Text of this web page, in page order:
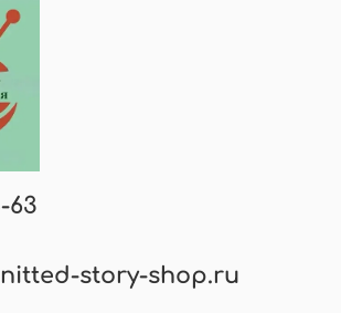
указав вашу электронную
63
story-shop.ru